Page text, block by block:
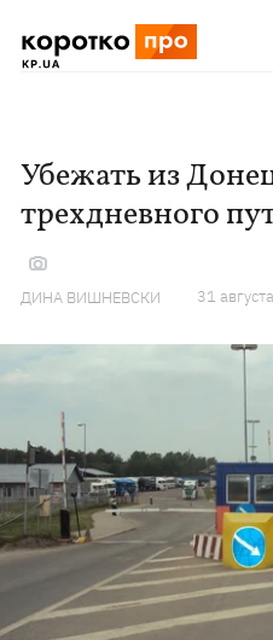
Убежать из
трехдневного
ДИНА ВИШНЕВСКИ 31